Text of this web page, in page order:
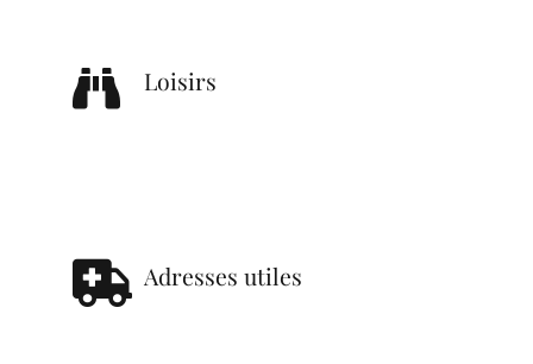
Loisirs
Adresses utiles